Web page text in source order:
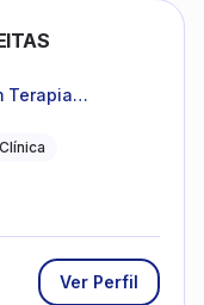
Terapia
Ver Perfil